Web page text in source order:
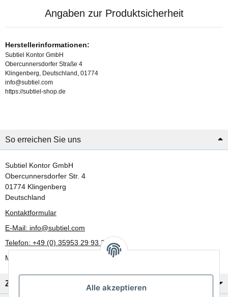
Alle akzeptieren
Angaben zur Produktsicherheit
Herstellerinformationen:
Subtiel Kontor GmbH
Obercunnersdorfer Straße 4
Klingenberg, Deutschland, 01774
info@subtiel.com
https://subtiel-shop.de
So erreichen Sie uns
Subtiel Kontor GmbH
Obercunnersdorfer Str. 4
01774 Klingenberg
Deutschland
Kontaktformular
E-Mail: info@subtiel.com
Telefon: +49 (0) 35953 29 93 30
Mo-Fr: 8:00 Uhr - 17:00 Uhr
Zahlung/Versand